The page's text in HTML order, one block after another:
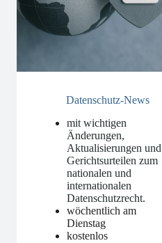
Datenschutz-News
mit wichtigen
Änderungen,
Aktualisierungen und
Gerichtsurteilen zum
nationalen und
internationalen
Datenschutzrecht.
wöchentlich am
Dienstag
kostenlos